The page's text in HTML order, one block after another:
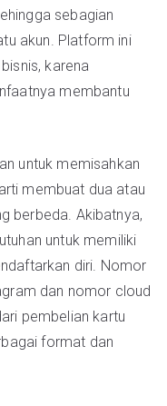
sebagian
akun. Platform ini
karena
membantu
untuk memisahkan
membuat dua atau
berbeda. Akibatnya,
untuk memiliki
diri. Nomor
dan nomor cloud
pembelian kartu
format dan